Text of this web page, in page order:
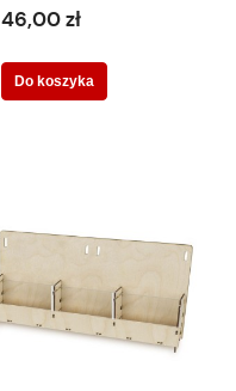
570207
46,00 zł
Do koszyka